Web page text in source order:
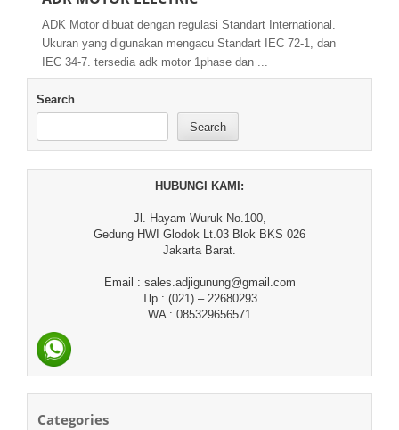
ADK Motor dibuat dengan regulasi Standart International.
Ukuran yang digunakan mengacu Standart IEC 72-1, dan
IEC 34-7. tersedia adk motor 1phase dan ...
Search
Search
HUBUNGI KAMI:
Jl. Hayam Wuruk No.100,
Gedung HWI Glodok Lt.03 Blok BKS 026
Jakarta Barat.
Email : sales.adjigunung@gmail.com
Tlp : (021) – 22680293
WA : 085329656571
Categories